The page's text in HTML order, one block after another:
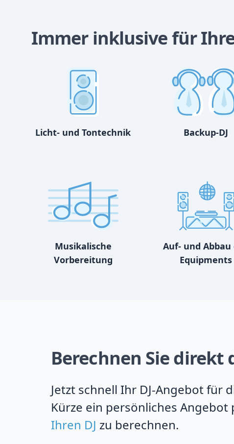
Immer inklusive für
Licht- und Tontechnik Backup-DJ
Musikalische
Vorbereitung
Auf- und Abbau
Equipments
Berechnen Sie direkt
Jetzt schnell Ihr DJ-Angebot für
Kürze ein persönliches Angebot
Ihren DJ zu berechnen.